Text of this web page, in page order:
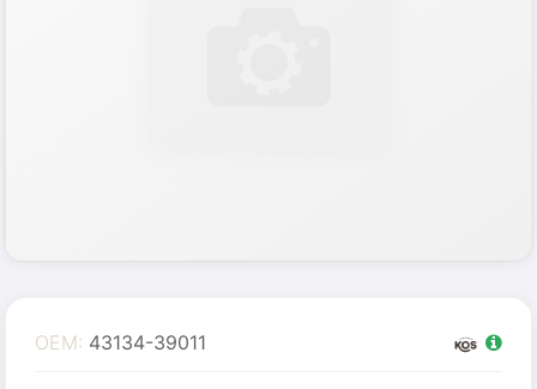
OEM: 43134-39011